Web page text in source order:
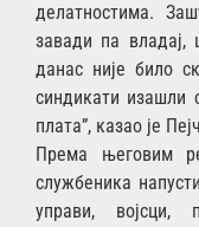
делатностима.
завади па
данас није било
синдикати изашли
плата”, казао је
Према његовим
службеника
управи, војсци,